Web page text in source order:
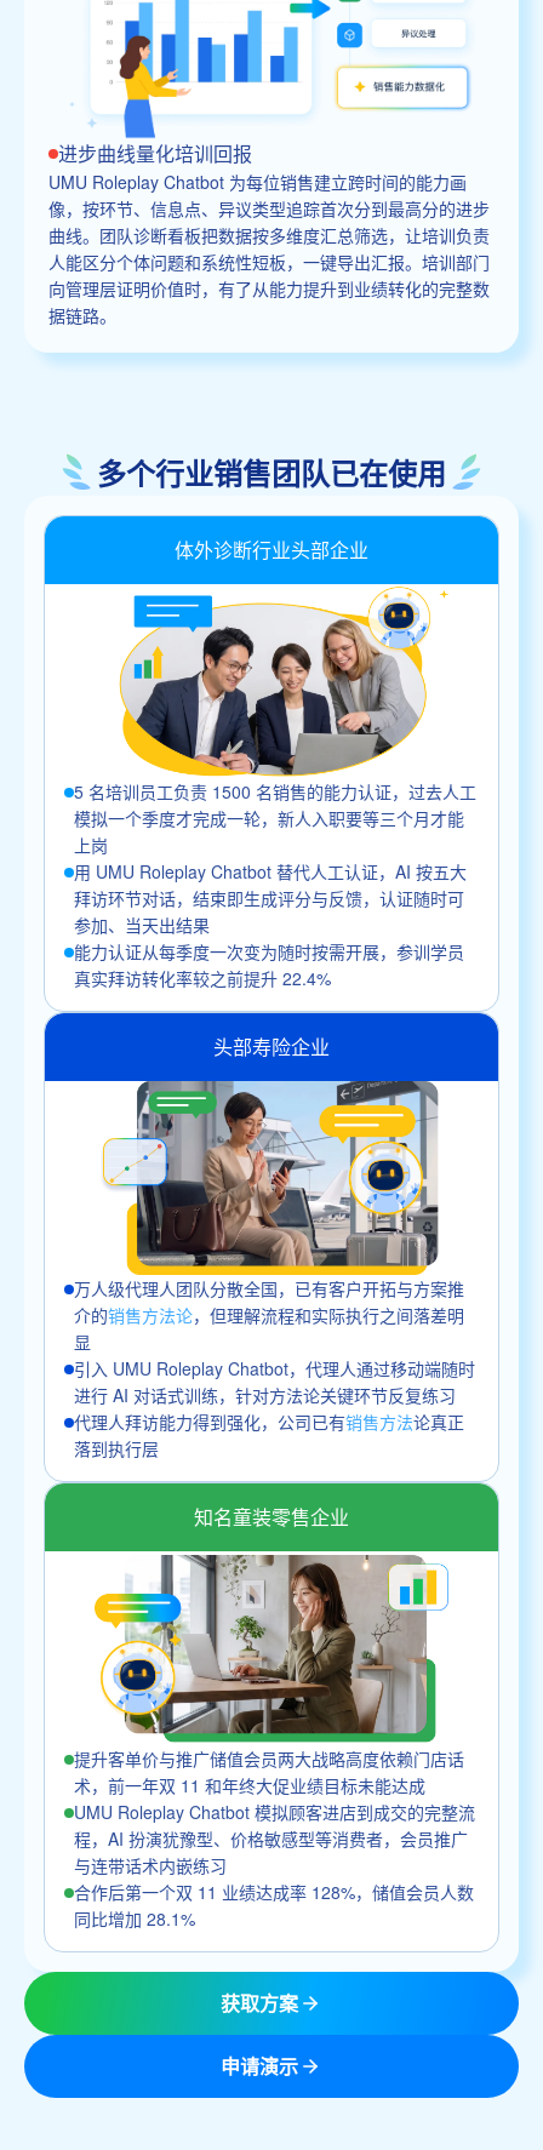
进步曲线量化培训回报
UMU Roleplay Chatbot 为每位销售建立跨时间的能力画
像，按环节、信息点、异议类型追踪首次分到最高分的进步
曲线。团队诊断看板把数据按多维度汇总筛选，让培训负责
人能区分个体问题和系统性短板，一键导出汇报。培训部门
向管理层证明价值时，有了从能力提升到业绩转化的完整数
据链路。
多个行业销售团队已在使用
体外诊断行业头部企业
5 名培训员工负责 1500 名销售的能力认证，过去人工
模拟一个季度才完成一轮，新人入职要等三个月才能
上岗
用 UMU Roleplay Chatbot 替代人工认证，AI 按五大
拜访环节对话，结束即生成评分与反馈，认证随时可
参加、当天出结果
能力认证从每季度一次变为随时按需开展，参训学员
真实拜访转化率较之前提升 22.4%
头部寿险企业
万人级代理人团队分散全国，已有客户开拓与方案推
介的销售方法论，但理解流程和实际执行之间落差明
显
引入 UMU Roleplay Chatbot，代理人通过移动端随时
进行 AI 对话式训练，针对方法论关键环节反复练习
代理人拜访能力得到强化，公司已有销售方法论真正
落到执行层
知名童装零售企业
提升客单价与推广储值会员两大战略高度依赖门店话
术，前一年双 11 和年终大促业绩目标未能达成
UMU Roleplay Chatbot 模拟顾客进店到成交的完整流
程，AI 扮演犹豫型、价格敏感型等消费者，会员推广
与连带话术内嵌练习
合作后第一个双 11 业绩达成率 128%，储值会员人数
同比增加 28.1%
获取方案
申请演示